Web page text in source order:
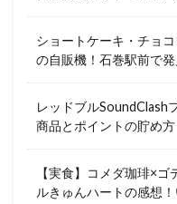
ショートケーキ・チョ
の自販機！石巻駅前で発
レッドブルSoundClash
商品とポイントの貯め
【実食】コメダ珈琲×
ルきゅんハートの感想